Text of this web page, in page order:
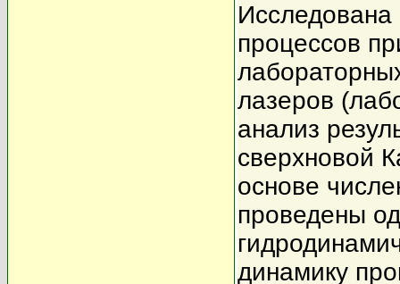
процессов
лазеров
анализ
сверхновой
основе
проведены
динамику